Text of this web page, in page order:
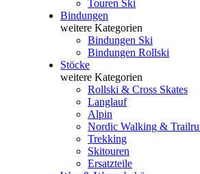
Touren Ski
Bindungen
weitere Kategorien
Bindungen Ski
Bindungen Rollski
Stöcke
weitere Kategorien
Rollski & Cross Skates
Langlauf
Alpin
Nordic Walking &
Trekking
Skitouren
Ersatzteile